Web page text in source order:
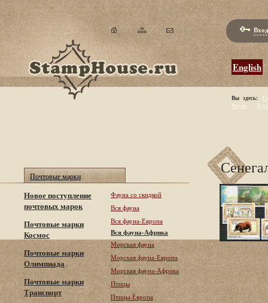
English
Вы здесь:
Фауна
Вся
Почтовые марки
Новое поступление
почтовых марок
Почтовые марки
Космос
Почтовые марки
Олимпиада
Почтовые марки
Транспорт
Фауна со скидкой
Вся фауна
Вся фауна-Европа
Вся фауна-Африка
Морская фауна
Морская фауна-Европа
Морская фауна-Африка
Птицы
Птицы-Европа